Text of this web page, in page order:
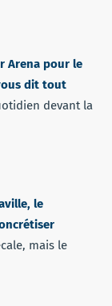
Arena pour le
dit tout
devant la
le
mais le